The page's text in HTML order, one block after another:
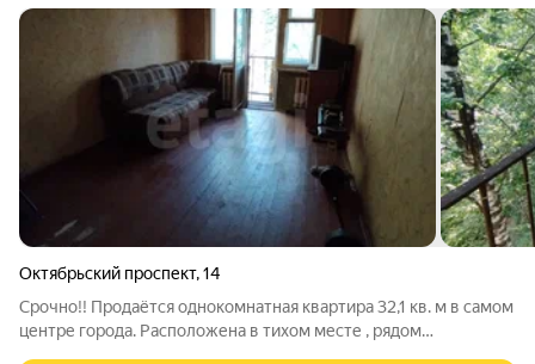
Октябрьский проспект,14
Срочно!! Продаётся однокомнатная квартира 32,1 кв. м в самом
центре города. Расположена в тихом месте , рядом